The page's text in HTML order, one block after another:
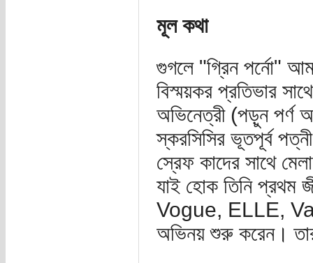
মূল কথা
গুগলে "গ্রিন পর্নো"
বিস্ময়কর প্রতিভার
অভিনেত্রী (পড়ুন পর্ণ
স্করসিসির ভূতপূর্ব
স্রেফ কাদের সাথে
যাই হোক তিনি প্রথম
Vogue, ELLE,
অভিনয় শুরু করেন।